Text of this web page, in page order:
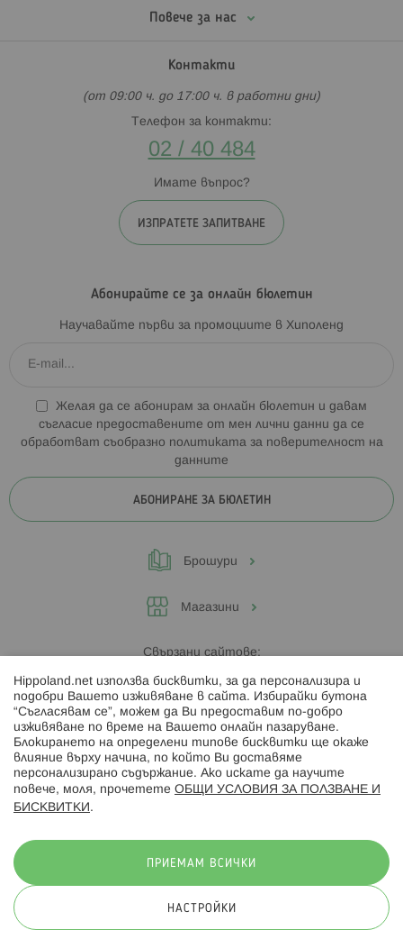
Повече за нас
Контакти
(от 09:00 ч. до 17:00 ч. в работни дни)
Телефон за контакти:
02 / 40 484
Имате въпрос?
ИЗПРАТЕТЕ ЗАПИТВАНЕ
Абонирайте се за онлайн бюлетин
Научавайте първи за промоциите в Хиполенд
Желая да се абонирам за онлайн бюлетин и давам
съгласие предоставените от мен лични данни да се
обработват съобразно политиката за поверителност на
данните
АБОНИРАНЕ ЗА БЮЛЕТИН
Брошури
Магазини
Свързани сайтове:
Hippoland.ro
Последвайте ни:
© 2026 Hippoland.net. Всички права запазени
Hippoland.net използва бисквитки, за да персонализира и
подобри Вашето изживяване в сайта. Избирайки бутона
“Съгласявам се”, можем да Ви предоставим по-добро
изживяване по време на Вашето онлайн пазаруване.
Блокирането на определени типове бисквитки ще окаже
влияние върху начина, по който Ви доставяме
персонализирано съдържание. Ако искате да научите
повече, моля, прочетете ОБЩИ УСЛОВИЯ ЗА ПОЛЗВАНЕ И
БИСКВИТКИ .
ПРИЕМАМ ВСИЧКИ
НАСТРОЙКИ